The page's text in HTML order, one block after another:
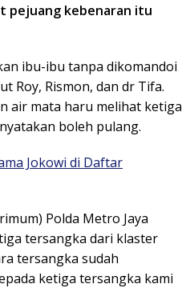
pejuang kebenaran itu
ibu-ibu tanpa dikomandoi
Roy, Rismon, dan dr Tifa.
air mata haru melihat ketiga
boleh pulang.
Jokowi di Daftar
Polda Metro Jaya
tersangka dari klaster
tersangka sudah
ketiga tersangka kami